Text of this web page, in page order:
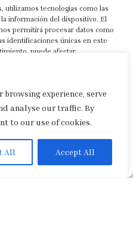
browsing experience, serve
analyse our traffic. By
to our use of cookies.
All Accept All
utilizamos tecnologías como las
información del dispositivo. El
permitirá procesar datos como
identificaciones únicas en este
puede afectar
pueden encontrarse en
de la Catedral